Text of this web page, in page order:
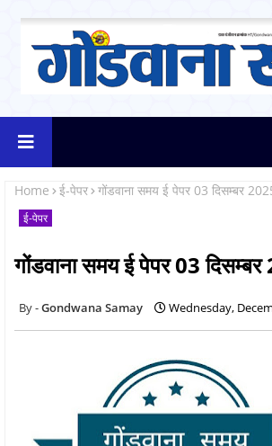
Home ई-पेपर गोंडवाना समय ई पेपर 03 दिसम्बर
ई-पेपर
गोंडवाना समय ई पेपर 03
Gondwana Samay Wednesday,